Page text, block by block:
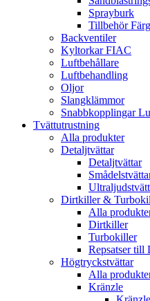
Sprayburk
Tillbehör
Backventiler
Kyltorkar FIAC
Luftbehållare
Luftbehandling
Oljor
Slangklämmor
Snabbkopplingar
Tvättutrustning
Alla produkter
Detaljtvättar
Detaljtvättar
Dirtkiller &
Alla
Dirtkiller
Turbokiller
Repsatser
Högtryckstvättar
Alla
Kränzle